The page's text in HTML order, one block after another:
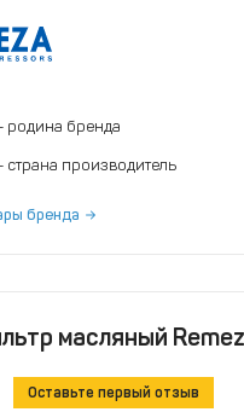
- родина бренда
- страна производитель
бренда
масляный
Оставьте первый отзыв